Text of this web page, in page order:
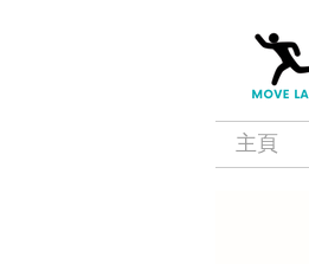
主頁